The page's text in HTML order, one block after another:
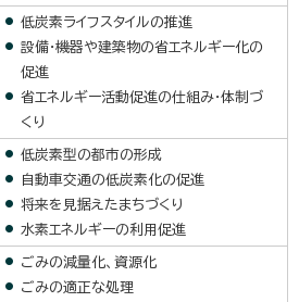
低炭素ライフスタイルの推進
設備・機器や建築物の省エネルギー化の
促進
省エネルギー活動促進の仕組み・体制づ
くり
低炭素型の都市の形成
自動車交通の低炭素化の促進
将来を見据えたまちづくり
水素エネルギーの利用促進
ごみの減量化、資源化
ごみの適正な処理